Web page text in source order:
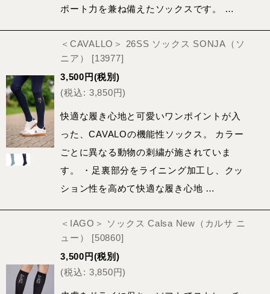
ポート力を兼ね備えたソックスです。 …
＜CAVALLO＞ 26SS ソックス SONJA（ソ
ニア）
[13977]
3,500 円(税別)
(税込: 3,850円)
快適な履き心地と可愛いワンポイントが入
った、CAVALOの機能性ソックス。 カラー
ごとに異なる動物の刺繍が施されていま
す。 ・足裏部分をライニング加工し、クッ
ション性を高めて快適な履き心地 …
＜IAGO＞ ソックス Calsa New（カルサ ニ
ュー）
[50860]
3,500 円(税別)
(税込: 3,850円)